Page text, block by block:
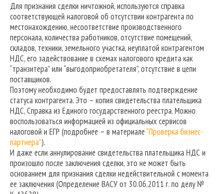
Для признания сделки ничтожной, используются справка
соответствующей налоговой об отсутствии контрагента по
местонахождению, несоответствие производственного
персонала, количества работников, отсутствие помещений,
складов, техники, земельного участка, неуплатой контрагентом
НДС, его задействование в схемах налогового кредита как
“транзитера” или “выгодоприобретателя”, отсутствие в цепи
поставщиков.
Поэтому необходимо будет предоставлять подтверждение
статуса контрагента. Это – копия свидетельства плательщика
НДС, Справка из Единого государственного реестра. Можно
воспользоваться информацией из официальных сервисов
налоговой и ЕГР (подробнее – в материале“Проверка бизнес-
партнера”).
И даже если аннулирование свидетельства плательщика НДС и
произошло после заключения сделки, это не может быть
основанием для признания сделки недействительной с момента
ее заключения (Определение ВАСУ от 30.06.2011 г. по делу №